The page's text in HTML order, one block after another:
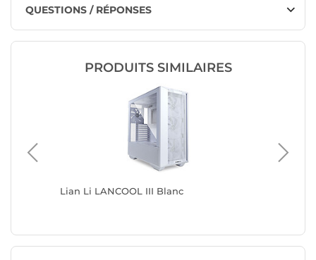
QUESTIONS / RÉPONSES
PRODUITS SIMILAIRES
Lian Li LANCOOL III Blanc